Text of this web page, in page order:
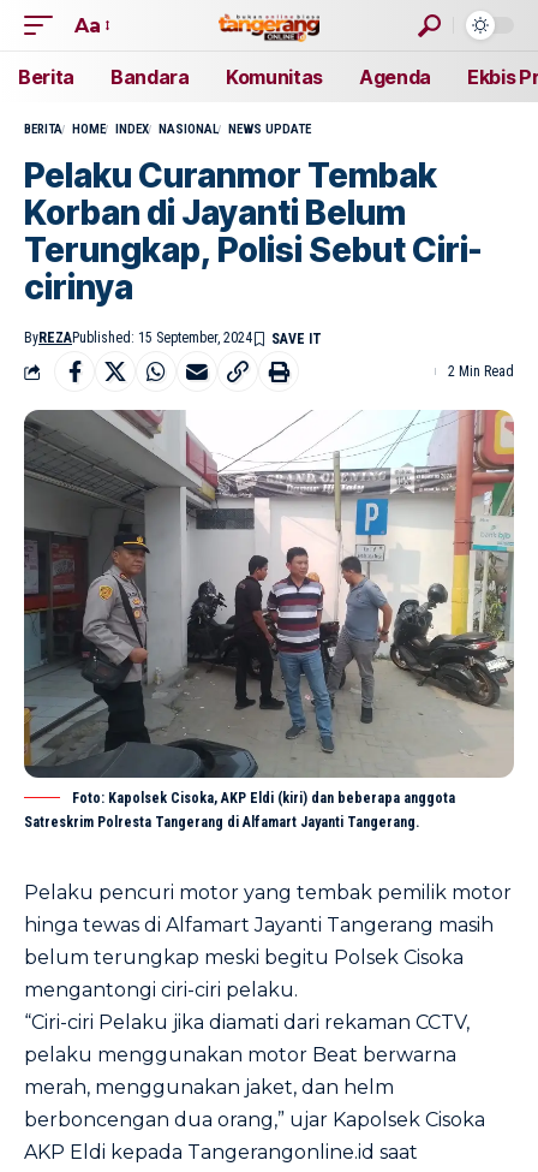
Aa
Berita Bandara Komunitas Agenda Ekbis
BERITA HOME INDEX NASIONAL NEWS UPDATE
Pelaku Curanmor Tembak
Korban di Jayanti Belum
Terungkap, Polisi Sebut Ciri-
cirinya
ByREZAPublished: 15 September, 2024
2 Min Read
Foto: Kapolsek Cisoka, AKP Eldi (kiri) dan beberapa anggota
Satreskrim Polresta Tangerang di Alfamart Jayanti Tangerang.
Pelaku pencuri motor yang tembak pemilik motor
hinga tewas di Alfamart Jayanti Tangerang masih
belum terungkap meski begitu Polsek Cisoka
mengantongi ciri-ciri pelaku.
“Ciri-ciri Pelaku jika diamati dari rekaman CCTV,
pelaku menggunakan motor Beat berwarna
merah, menggunakan jaket, dan helm
berboncengan dua orang,” ujar Kapolsek Cisoka
AKP Eldi kepada Tangerangonline.id saat